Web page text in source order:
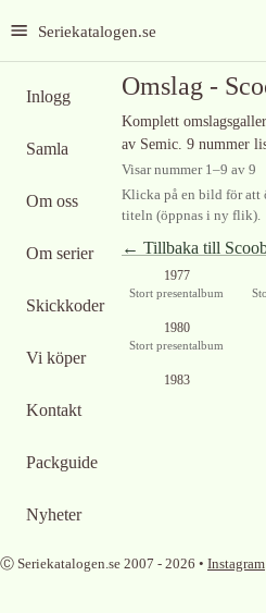
Seriekatalogen.se
Inlogg
Samla
Om oss
Om serier
Skickkoder
Vi köper
Kontakt
Packguide
Nyheter
Omslag -
Komplett
av Semic. 9 nummer
Visar nummer 1–9 av 9
Klicka på en bild för att
titeln (öppnas i ny flik).
← Tillbaka till
1977
Stort presentalbum
1980
Stort presentalbum
1983
Ⓒ Seriekatalogen.se 2007 - 2026 • Instagram